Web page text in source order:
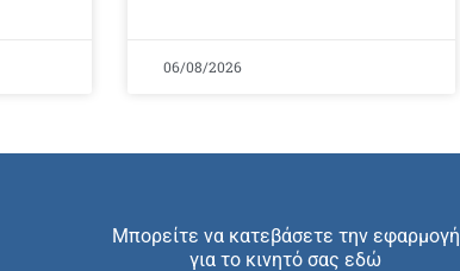
06/08/2026
Μπορείτε να κατεβάσετε την εφαρμογή
για το κινητό σας εδώ